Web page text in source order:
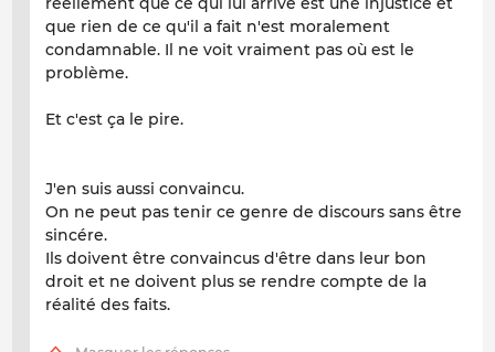
que rien de ce qu'il a fait n'est moralement
condamnable. Il ne voit vraiment pas où est le
problème.
Et c'est ça le pire.
J'en suis aussi convaincu.
On ne peut pas tenir ce genre de discours sans être
sincére.
Ils doivent être convaincus d'être dans leur bon
droit et ne doivent plus se rendre compte de la
réalité des faits.